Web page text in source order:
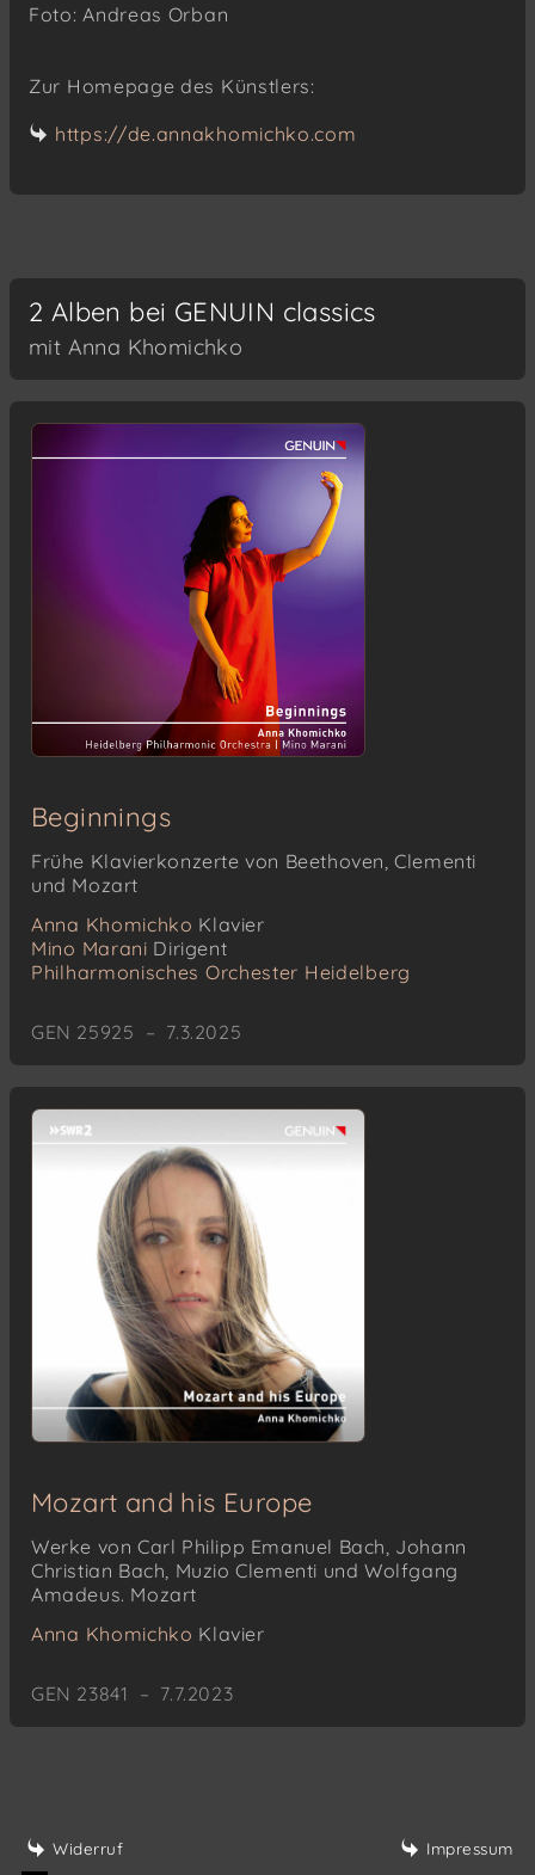
Foto: Andreas Orban
Zur Homepage des Künstlers:
https://de.annakhomichko.com
2 Alben bei GENUIN classics
mit Anna Khomichko
Beginnings
Frühe Klavierkonzerte von Beethoven, Clementi
und Mozart
Anna Khomichko Klavier
Mino Marani Dirigent
Philharmonisches Orchester Heidelberg
GEN 25925 – 7.3.2025
Mozart and his Europe
Werke von Carl Philipp Emanuel Bach, Johann
Christian Bach, Muzio Clementi und Wolfgang
Amadeus. Mozart
Anna Khomichko Klavier
GEN 23841 – 7.7.2023
Widerruf Impressum